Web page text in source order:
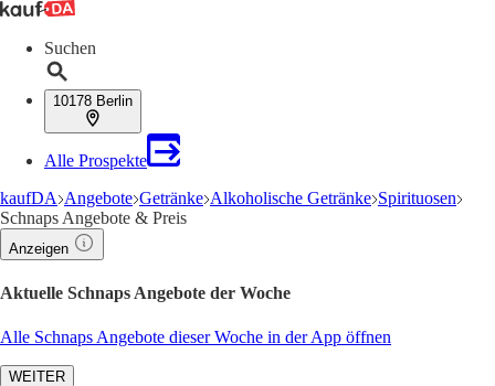
Suchen
10178 Berlin
Alle Prospekte
kaufDA Angebote Getränke Alkoholische Getränke Spirituosen
Schnaps Angebote & Preis
Anzeigen
Aktuelle Schnaps Angebote der Woche
Alle Schnaps Angebote dieser Woche in der App öffnen
WEITER